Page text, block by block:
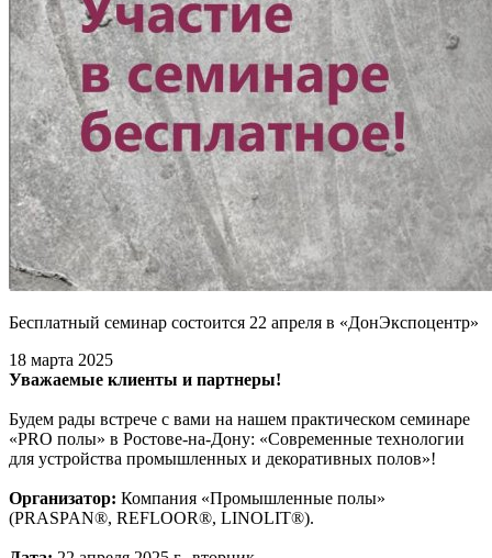
Бесплатный семинар состоится 22 апреля в «ДонЭкспоцентр»
18 марта 2025
Уважаемые клиенты и партнеры!
Будем рады встрече с вами на нашем практическом семинаре
«PRO полы» в Ростове-на-Дону: «Современные технологии
для устройства промышленных и декоративных полов»!
Организатор: Компания «Промышленные полы»
(PRASPAN®, REFLOOR®, LINOLIT®).